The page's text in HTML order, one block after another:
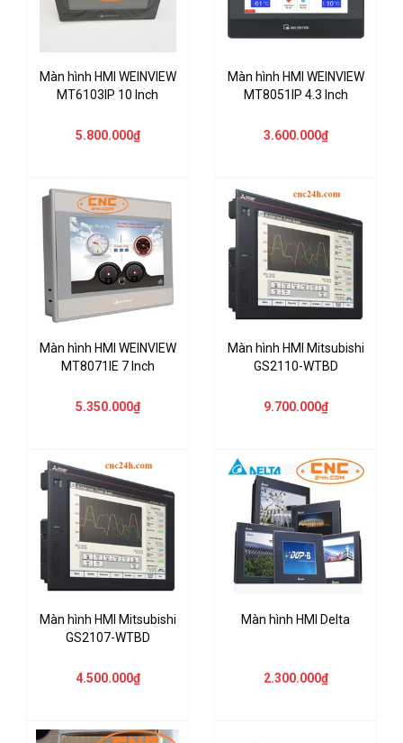
Màn hình HMI WEINVIEW
MT6103IP 10 Inch
5.800.000₫
Màn hình HMI WEINVIEW
MT8051IP 4.3 Inch
3.600.000₫
Màn hình HMI WEINVIEW
MT8071IE 7 Inch
5.350.000₫
Màn hình HMI Mitsubishi
GS2110-WTBD
9.700.000₫
Màn hình HMI Mitsubishi
GS2107-WTBD
4.500.000₫
Màn hình HMI Delta
2.300.000₫